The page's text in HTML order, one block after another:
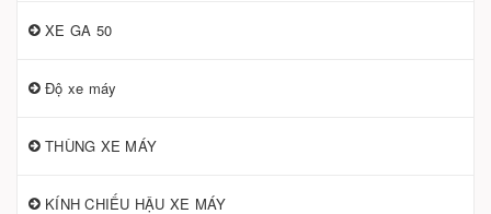
XE GA 50
Độ xe máy
THÙNG XE MÁY
KÍNH CHIẾU HẬU XE MÁY